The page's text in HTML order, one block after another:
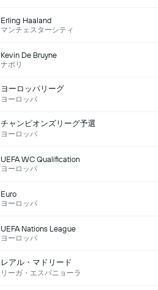
Erling Haaland
マンチェスターシティ
Kevin De Bruyne
ナポリ
ヨーロッパリーグ
ヨーロッパ
チャンピオンズリーグ予選
ヨーロッパ
UEFA WC Qualification
ヨーロッパ
Euro
ヨーロッパ
UEFA Nations League
ヨーロッパ
レアル・マドリード
リーガ・エスパニョーラ